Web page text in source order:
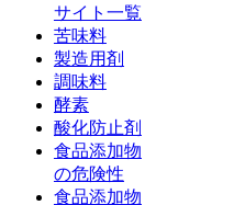
サイト一覧
苦味料
製造用剤
調味料
酵素
酸化防止剤
食品添加物
の危険性
食品添加物